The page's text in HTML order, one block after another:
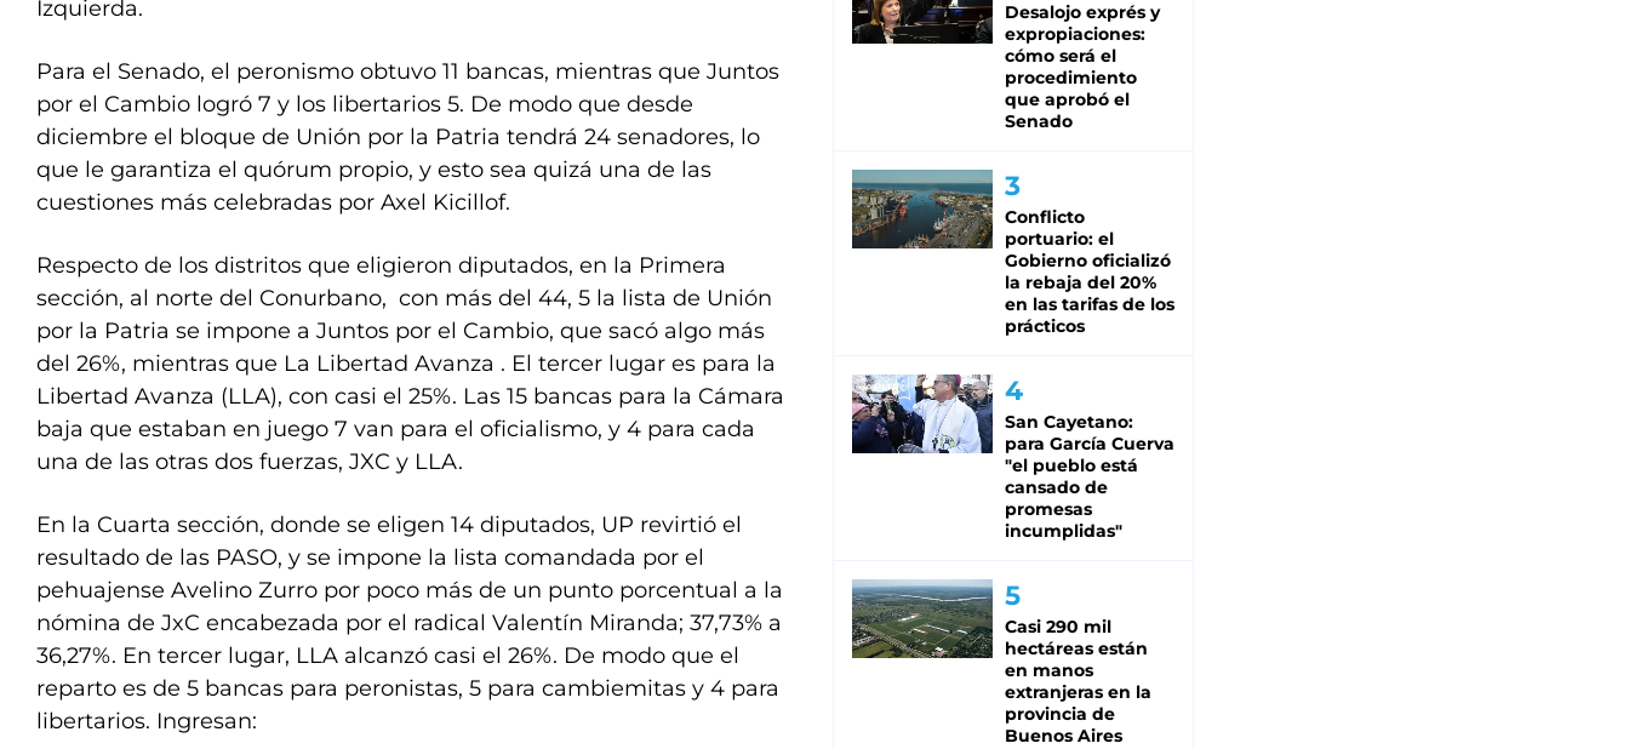
Izquierda.
Para el Senado, el peronismo obtuvo 11 bancas, mientras que Juntos
por el Cambio logró 7 y los libertarios 5. De modo que desde
diciembre el bloque de Unión por la Patria tendrá 24 senadores, lo
que le garantiza el quórum propio, y esto sea quizá una de las
cuestiones más celebradas por Axel Kicillof.
Respecto de los distritos que eligieron diputados, en la Primera
sección, al norte del Conurbano, con más del 44, 5 la lista de Unión
por la Patria se impone a Juntos por el Cambio, que sacó algo más
del 26%, mientras que La Libertad Avanza . El tercer lugar es para la
Libertad Avanza (LLA), con casi el 25%. Las 15 bancas para la Cámara
baja que estaban en juego 7 van para el oficialismo, y 4 para cada
una de las otras dos fuerzas, JXC y LLA.
En la Cuarta sección, donde se eligen 14 diputados, UP revirtió el
resultado de las PASO, y se impone la lista comandada por el
pehuajense Avelino Zurro por poco más de un punto porcentual a la
nómina de JxC encabezada por el radical Valentín Miranda; 37,73% a
36,27%. En tercer lugar, LLA alcanzó casi el 26%. De modo que el
reparto es de 5 bancas para peronistas, 5 para cambiemitas y 4 para
libertarios. Ingresan:
Desalojo exprés y
expropiaciones:
cómo será el
procedimiento
que aprobó el
Senado
Conflicto
portuario: el
Gobierno oficializó
la rebaja del 20%
en las tarifas de los
prácticos
San Cayetano:
para García Cuerva
"el pueblo está
cansado de
promesas
incumplidas"
Casi 290 mil
hectáreas están
en manos
extranjeras en la
provincia de
Buenos Aires